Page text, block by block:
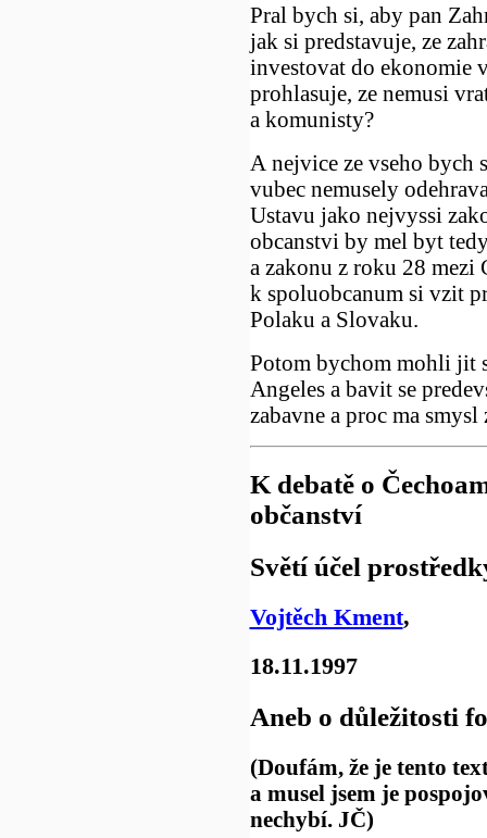
Pral bych si, aby pan
jak si predstavuje, ze
investovat do ekonomie
prohlasuje, ze nemusi
a komunisty?
A nejvice ze vseho bych
vubec nemusely
Ustavu jako nejvyssi
obcanstvi by mel byt
a zakonu z roku 28 mezi
k spoluobcanum si vzit
Polaku a Slovaku.
Potom bychom mohli jit
Angeles a bavit se
zabavne a proc ma smysl
K debatě o
občanství
Světí účel
Vojtěch Kment,
18.11.1997
Aneb o důležitosti
(Doufám, že je tento
a musel jsem je
nechybí. JČ)